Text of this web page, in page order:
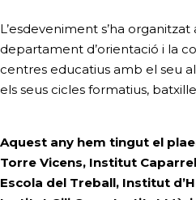
L’esdeveniment s’ha
departament d’orientació i la
centres educatius amb el seu
els seus cicles formatius,
Aquest any hem tingut el
Torre Vicens, Institut
Escola del Treball, Institut